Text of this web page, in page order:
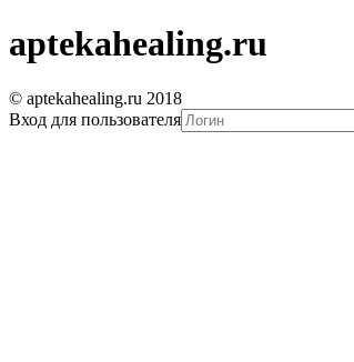
aptekahealing.ru
© aptekahealing.ru 2018
Вход для пользователя